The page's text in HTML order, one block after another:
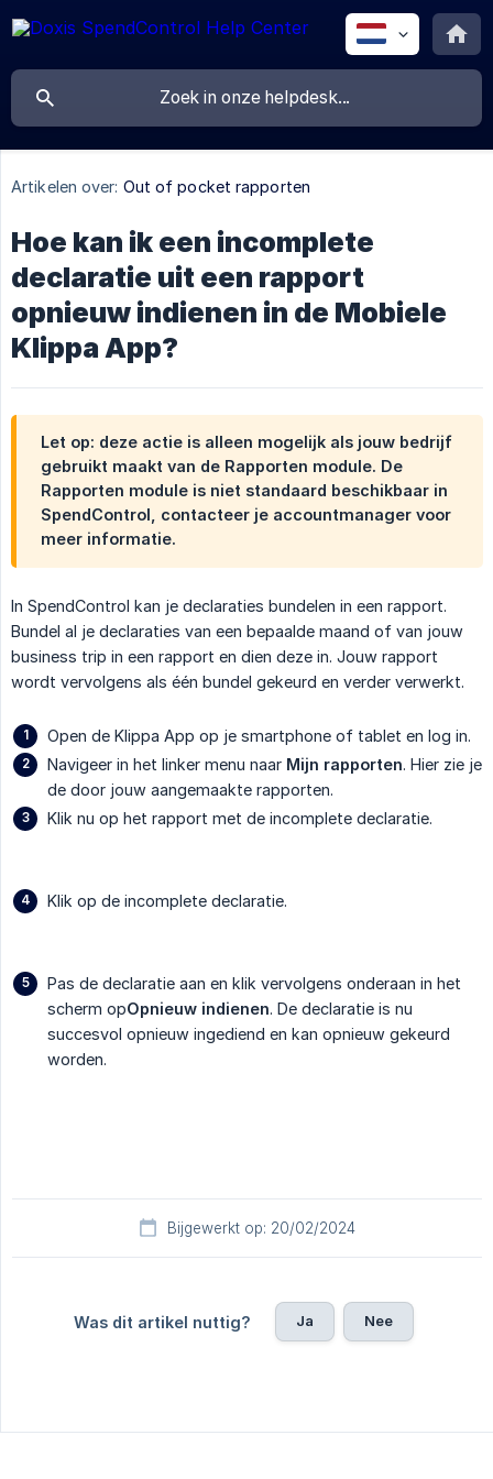
Artikelen over: Out of pocket rapporten
Hoe kan ik een incomplete
declaratie uit een rapport
opnieuw indienen in de Mobiele
Klippa App?
Let op: deze actie is alleen mogelijk als jouw bedrijf
gebruikt maakt van de Rapporten module. De
Rapporten module is niet standaard beschikbaar in
SpendControl, contacteer je accountmanager voor
meer informatie.
In SpendControl kan je declaraties bundelen in een rapport.
Bundel al je declaraties van een bepaalde maand of van jouw
business trip in een rapport en dien deze in. Jouw rapport
wordt vervolgens als één bundel gekeurd en verder verwerkt.
Open de Klippa App op je smartphone of tablet en log in.
Navigeer in het linker menu naar Mijn rapporten. Hier zie je
de door jouw aangemaakte rapporten.
Klik nu op het rapport met de incomplete declaratie.
Klik op de incomplete declaratie.
Pas de declaratie aan en klik vervolgens onderaan in het
scherm opOpnieuw indienen. De declaratie is nu
succesvol opnieuw ingediend en kan opnieuw gekeurd
worden.
Bijgewerkt op: 20/02/2024
Was dit artikel nuttig? Ja Nee